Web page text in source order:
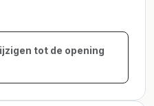
tot de opening